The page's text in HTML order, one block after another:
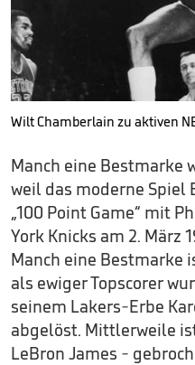
Wilt Chamberlain zu aktiven
Manch eine Bestmarke
weil das moderne Spiel
„100 Point Game“ mit
York Knicks am 2. März
Manch eine Bestmarke
als ewiger Topscorer
seinem Lakers-Erbe
abgelöst. Mittlerweile
LeBron James -